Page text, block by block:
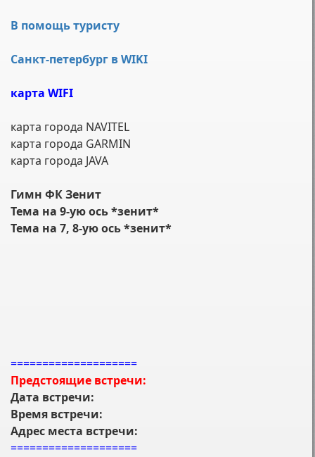
В помощь туристу
Санкт-петербург в WIKI
карта WIFI
карта города NAVITEL
карта города GARMIN
карта города JAVA
Гимн ФК Зенит
Тема на 9-ую ось *зенит*
Тема на 7, 8-ую ось *зенит*
====================
Предстоящие встречи:
Дата встречи:
Время встречи:
Адрес места встречи:
====================